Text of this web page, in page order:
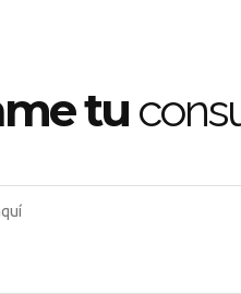
tu